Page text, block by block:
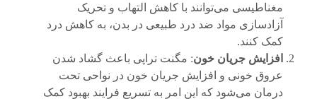
مغناطیسی می‌توانند با کاهش التهاب و تحریک
آزادسازی مواد ضد درد طبیعی در بدن، به کاهش درد
کمک کنند.
افزایش جریان خون: مگنت تراپی باعث گشاد شدن
عروق خونی و افزایش جریان خون در نواحی تحت
درمان می‌شود که این امر به تسریع فرایند بهبود کمک